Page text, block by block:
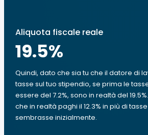
Aliquota fiscale reale
19.5%
Quindi, dato che sia tu che il datore di
tasse sul tuo stipendio, se prima le
essere del 7.2%, sono in realtà del
che in realtà paghi il 12.3% in più di
sembrasse inizialmente.